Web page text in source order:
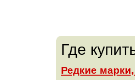
Где
Редкие